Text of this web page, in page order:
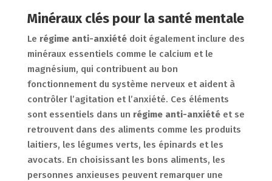
Minéraux clés pour la santé mentale
Le régime anti-anxiétédoit également inclure des
minéraux essentiels comme le calcium et le
magnésium, qui contribuent au bon
fonctionnement du système nerveux et aident à
contrôler l’agitation et l’anxiété. Ces éléments
sont essentiels dans un régime anti-anxiétéet se
retrouvent dans des aliments comme les produits
laitiers, les légumes verts, les épinards et les
avocats. En choisissant les bons aliments, les
personnes anxieuses peuvent remarquer une